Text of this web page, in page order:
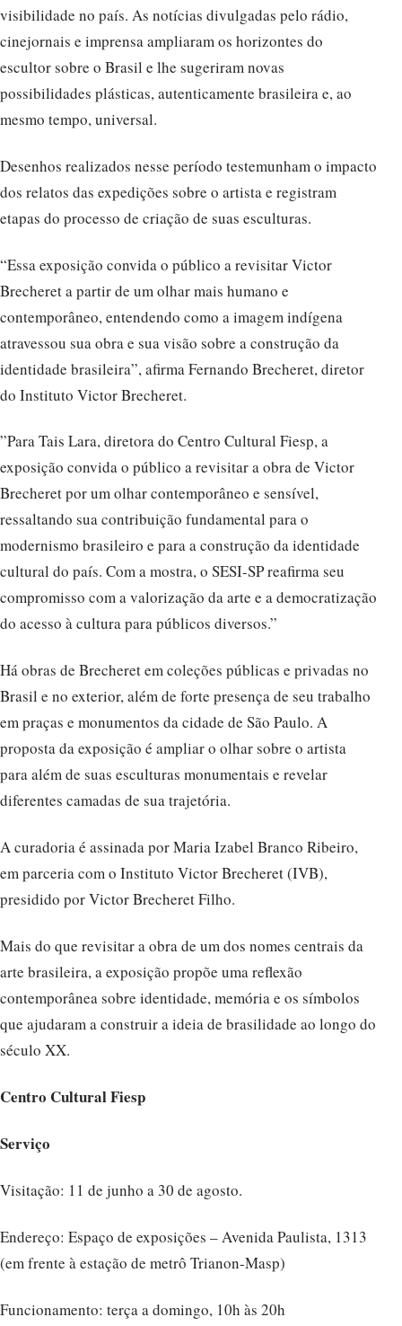
visibilidade no país. As notícias divulgadas pelo rádio,
cinejornais e imprensa ampliaram os horizontes do
escultor sobre o Brasil e lhe sugeriram novas
possibilidades plásticas, autenticamente brasileira e, ao
mesmo tempo, universal.
Desenhos realizados nesse período testemunham o impacto
dos relatos das expedições sobre o artista e registram
etapas do processo de criação de suas esculturas.
“Essa exposição convida o público a revisitar Victor
Brecheret a partir de um olhar mais humano e
contemporâneo, entendendo como a imagem indígena
atravessou sua obra e sua visão sobre a construção da
identidade brasileira”, afirma Fernando Brecheret, diretor
do Instituto Victor Brecheret.
”Para Tais Lara, diretora do Centro Cultural Fiesp, a
exposição convida o público a revisitar a obra de Victor
Brecheret por um olhar contemporâneo e sensível,
ressaltando sua contribuição fundamental para o
modernismo brasileiro e para a construção da identidade
cultural do país. Com a mostra, o SESI-SP reafirma seu
compromisso com a valorização da arte e a democratização
do acesso à cultura para públicos diversos.”
Há obras de Brecheret em coleções públicas e privadas no
Brasil e no exterior, além de forte presença de seu trabalho
em praças e monumentos da cidade de São Paulo. A
proposta da exposição é ampliar o olhar sobre o artista
para além de suas esculturas monumentais e revelar
diferentes camadas de sua trajetória.
A curadoria é assinada por Maria Izabel Branco Ribeiro,
em parceria com o Instituto Victor Brecheret (IVB),
presidido por Victor Brecheret Filho.
Mais do que revisitar a obra de um dos nomes centrais da
arte brasileira, a exposição propõe uma reflexão
contemporânea sobre identidade, memória e os símbolos
que ajudaram a construir a ideia de brasilidade ao longo do
século XX.
Centro Cultural Fiesp
Serviço
Visitação: 11 de junho a 30 de agosto.
Endereço: Espaço de exposições – Avenida Paulista, 1313
(em frente à estação de metrô Trianon-Masp)
Funcionamento: terça a domingo, 10h às 20h